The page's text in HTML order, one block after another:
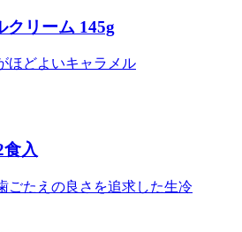
クリーム 145g
ほどよいキャラメル
入
ごたえの良さを追求した生冷